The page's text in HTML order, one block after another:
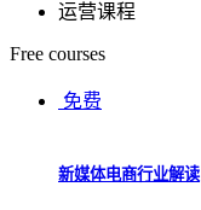
运营课程
Free courses
免费
新媒体电商行业解读